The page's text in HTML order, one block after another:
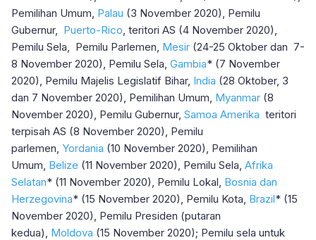
Pemilihan Umum, Palau (3 November 2020), Pemilu
Gubernur, Puerto-Rico , teritori AS (4 November 2020),
Pemilu Sela, Pemilu Parlemen, Mesir (24-25 Oktober dan 7-
8 November 2020), Pemilu Sela, Gambia* (7 November
2020), Pemilu Majelis Legislatif Bihar, India (28 Oktober, 3
dan 7 November 2020), Pemilihan Umum, Myanmar (8
November 2020), Pemilu Gubernur, Samoa Amerika teritori
terpisah AS (8 November 2020), Pemilu
parlemen, Yordania (10 November 2020), Pemilihan
Umum, Belize (11 November 2020), Pemilu Sela, Afrika
Selatan* (11 November 2020), Pemilu Lokal, Bosnia dan
Herzegovina* (15 November 2020), Pemilu Kota, Brazil* (15
November 2020), Pemilu Presiden (putaran
kedua), Moldova (15 November 2020); Pemilu sela untuk